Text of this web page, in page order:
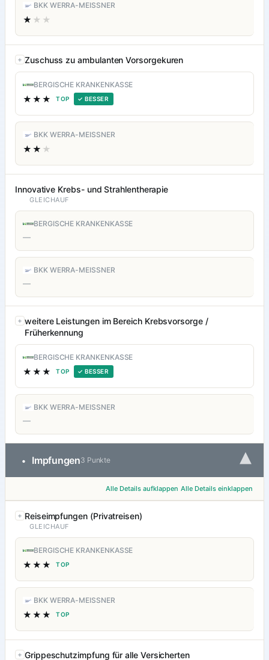
BKK WERRA-MEISSNER
★ ★★
Zuschuss zu ambulanten Vorsorgekuren
BERGISCHE KRANKENKASSE
★★★ TOP ✓ BESSER
BKK WERRA-MEISSNER
★★ ★
Innovative Krebs- und Strahlentherapie
GLEICHAUF
BERGISCHE KRANKENKASSE
—
BKK WERRA-MEISSNER
—
weitere Leistungen im Bereich Krebsvorsorge /
Früherkennung
BERGISCHE KRANKENKASSE
★★★ TOP ✓ BESSER
BKK WERRA-MEISSNER
—
• Impfungen3 Punkte ▾
Alle Details aufklappen Alle Details einklappen
Reiseimpfungen (Privatreisen)
GLEICHAUF
BERGISCHE KRANKENKASSE
★★★ TOP
BKK WERRA-MEISSNER
★★★ TOP
Grippeschutzimpfung für alle Versicherten